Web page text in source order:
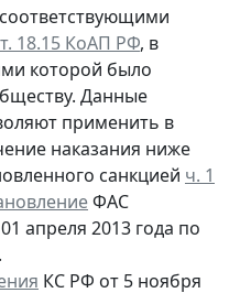
18.15 КоАП РФ, в
которой было
Данные
применить в
наказания ниже
санкцией ч. 1
ФАС
апреля 2013 года по
КС РФ от 5 ноября